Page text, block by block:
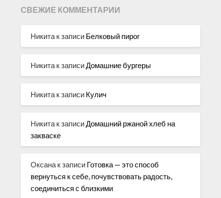
СВЕЖИЕ КОММЕНТАРИИ
Никита к записи Белковый пирог
Никита к записиДомашние бургеры
Никита к записи Кулич
Никита к записиДомашний ржаной хлеб на
закваске
Оксана к записи Готовка — это способ
вернуться к себе, почувствовать радость,
соединиться с близкими